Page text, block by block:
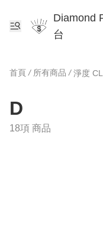
Diamond
台
首頁 / 所有商品 / 淨度
D
18項 商品